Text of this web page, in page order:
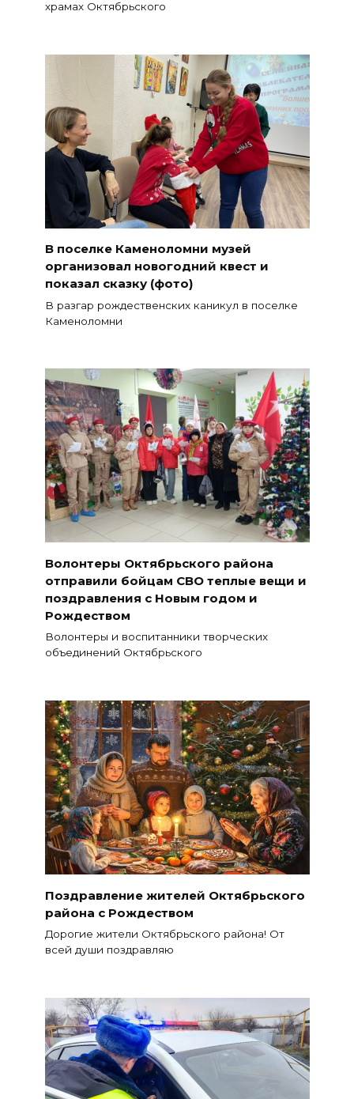
храмах Октябрьского
В поселке Каменоломни музей
организовал новогодний квест и
показал сказку (фото)
В разгар рождественских каникул в поселке
Каменоломни
Волонтеры Октябрьского района
отправили бойцам СВО теплые вещи и
поздравления с Новым годом и
Рождеством
Волонтеры и воспитанники творческих
объединений Октябрьского
Поздравление жителей Октябрьского
района с Рождеством
Дорогие жители Октябрьского района! От
всей души поздравляю